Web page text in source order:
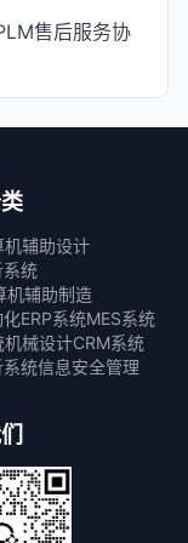
售后服务协
机辅助设计
统
机辅助制造
化ERP系统MES系统
机械设计CRM系统
统信息安全管理